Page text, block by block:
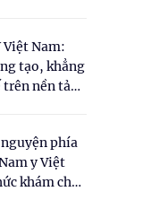
Việt Nam:
tạo, khẳng
nền tảng
phía
y Việt
khám chữa